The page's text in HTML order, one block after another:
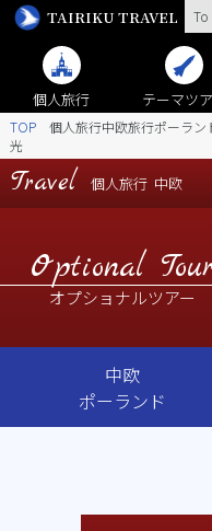
TAIRIKU TRAVEL
個人旅行 テーマツ
TOP
個人旅行中欧旅行ポーラ
光
Travel 個人旅行 中欧
Optional Tour
オプショナルツアー
中欧
ポーランド